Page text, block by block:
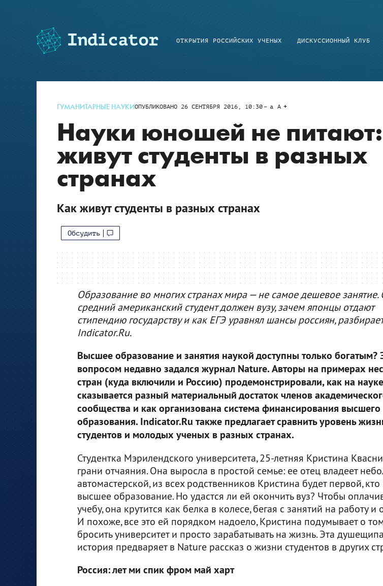
ОТКРЫТИЯ РОССИЙСКИХ УЧЕНЫХ ДИСКУССИОННЫЙ КЛУБ
ГУМАНИТАРНЫЕ НАУКИОПУБЛИКОВАНО 26 СЕНТЯБРЯ 2016, 10:30 a A
Науки юношей не
живут студенты в разных
странах
Как живут студенты в разных странах
Обсудить
Образование во многих странах мира — не самое дешевое занятие.
средний американский студент должен вузу, зачем японцы отдают
стипендию государству и как ЕГЭ уравнял шансы россиян,
Indicator.Ru.
Высшее образование и занятия наукой доступны только богатым?
вопросом недавно задался журнал Nature. Авторы на примерах
стран (куда включили и Россию) продемонстрировали, как на науке
сказывается разный материальный достаток членов
сообщества и как организована система финансирования высшего
образования. Indicator.Ru также предлагает сравнить уровень
студентов и молодых ученых в разных странах.
Студентка Мэрилендского университета, 25-летняя Кристина
грани отчаяния. Она выросла в простой семье: ее отец владеет
автомастерской, из всех родственников Кристина будет первой, кто
высшее образование. Но удастся ли ей окончить вуз? Чтобы
учебу, она крутится как белка в колесе, бегая с занятий на работу и
И похоже, все это ей порядком надоело, Кристина подумывает о
бросить университет и просто зарабатывать на жизнь. Эта
история предваряет в Nature рассказ о жизни студентов в других
Россия: лет ми спик фром май харт